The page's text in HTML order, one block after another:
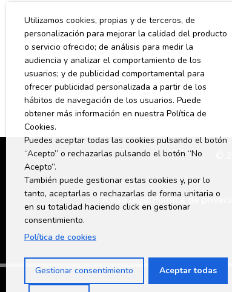
©
Aviso legalPolítica de
Utilizamos cookies, propias y de terceros, de
personalización para mejorar la calidad del producto
o servicio ofrecido; de análisis para medir la
audiencia y analizar el comportamiento de los
usuarios; y de publicidad comportamental para
ofrecer publicidad personalizada a partir de los
hábitos de navegación de los usuarios. Puede
obtener más información en nuestra Política de
Cookies.
Puedes aceptar todas las cookies pulsando el botón
“Acepto” o rechazarlas pulsando el botón “No
Acepto”.
También puede gestionar estas cookies y, por lo
tanto, aceptarlas o rechazarlas de forma unitaria o
en su totalidad haciendo click en gestionar
consentimiento.
Política de cookies
Gestionar consentimiento Aceptar todas